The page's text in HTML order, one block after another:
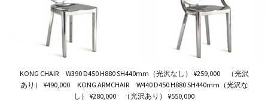
KONG CHAIR W390 D450 H880 SH440mm（光沢なし） ¥259,000 （光沢
あり） ¥490,000 KONG ARMCHAIR W440 D450 H880 SH440mm（光沢な
し） ¥280,000 （光沢あり） ¥550,000